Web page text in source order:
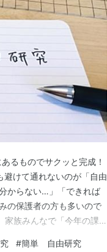
るものでサクッと完成！
けて通れないのが「自由
からない…」「できれば
の保護者の方も多いので
族みんなで「今年の課題
#簡単 自由研究